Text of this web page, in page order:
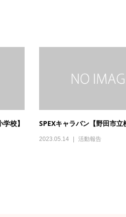
校】 SPEXキャラバン【野田市立
2023.05.14 活動報告